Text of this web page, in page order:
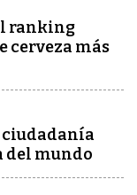
ranking
cerveza más
ciudadanía
del mundo